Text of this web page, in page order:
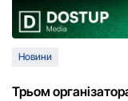
Новини
Трьом